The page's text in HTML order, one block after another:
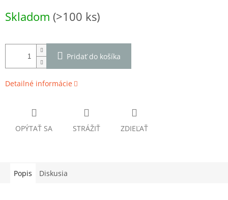
cena:
Skladom (>100 ks)
Pridať do košíka
Detailné informácie
OPÝTAŤ SA STRÁŽIŤ ZDIEĽAŤ
Popis Diskusia